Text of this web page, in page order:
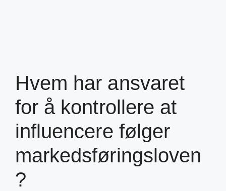
Hvem har ansvaret
for å kontrollere at
influencere følger
markedsføringsloven
?